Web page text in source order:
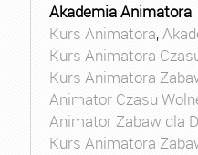
Akademia Animatora
Kurs Animatora,
Kurs Animatora
Kurs Animatora
Animator Czasu
Animator Zabaw dla
Kurs Animatora